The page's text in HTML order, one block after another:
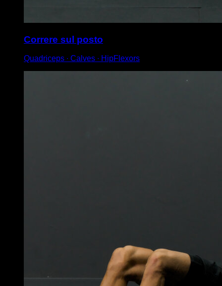
Correre sul posto
Quadriceps ∙ Calves ∙ HipFlexors